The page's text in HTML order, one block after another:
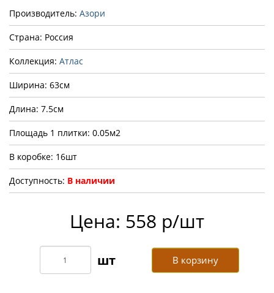
Производитель: Азори
Страна: Россия
Коллекция: Атлас
Ширина: 63см
Длина: 7.5см
Площадь 1 плитки: 0.05м2
В коробке: 16шт
Доступность: В наличии
Цена: 558 р/шт
В корзину